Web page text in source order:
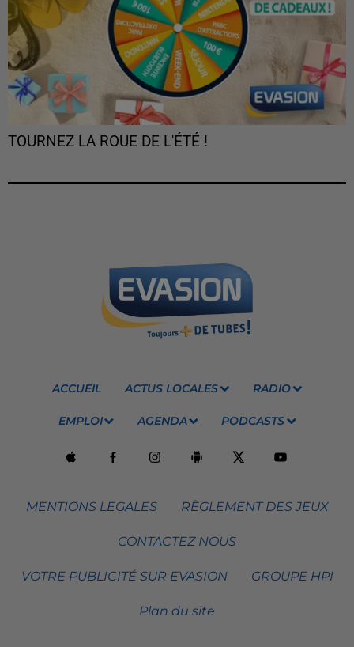
TOURNEZ LA ROUE DE L'ÉTÉ !
ACCUEIL ACTUS LOCALES RADIO
EMPLOI AGENDA PODCASTS
MENTIONS LEGALES RÈGLEMENT DES JEUX
CONTACTEZ NOUS
VOTRE PUBLICITÉ SUR EVASION GROUPE HPI
Plan du site